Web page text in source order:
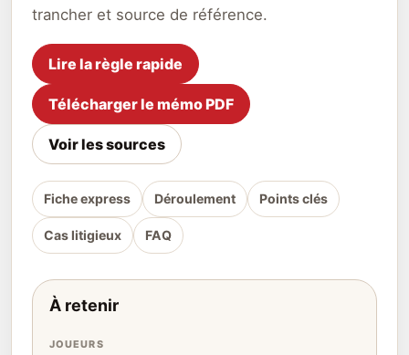
trancher et source de référence.
Lire la règle rapide
Télécharger le mémo PDF
Voir les sources
Fiche express Déroulement Points clés
Cas litigieux FAQ
À retenir
JOUEURS